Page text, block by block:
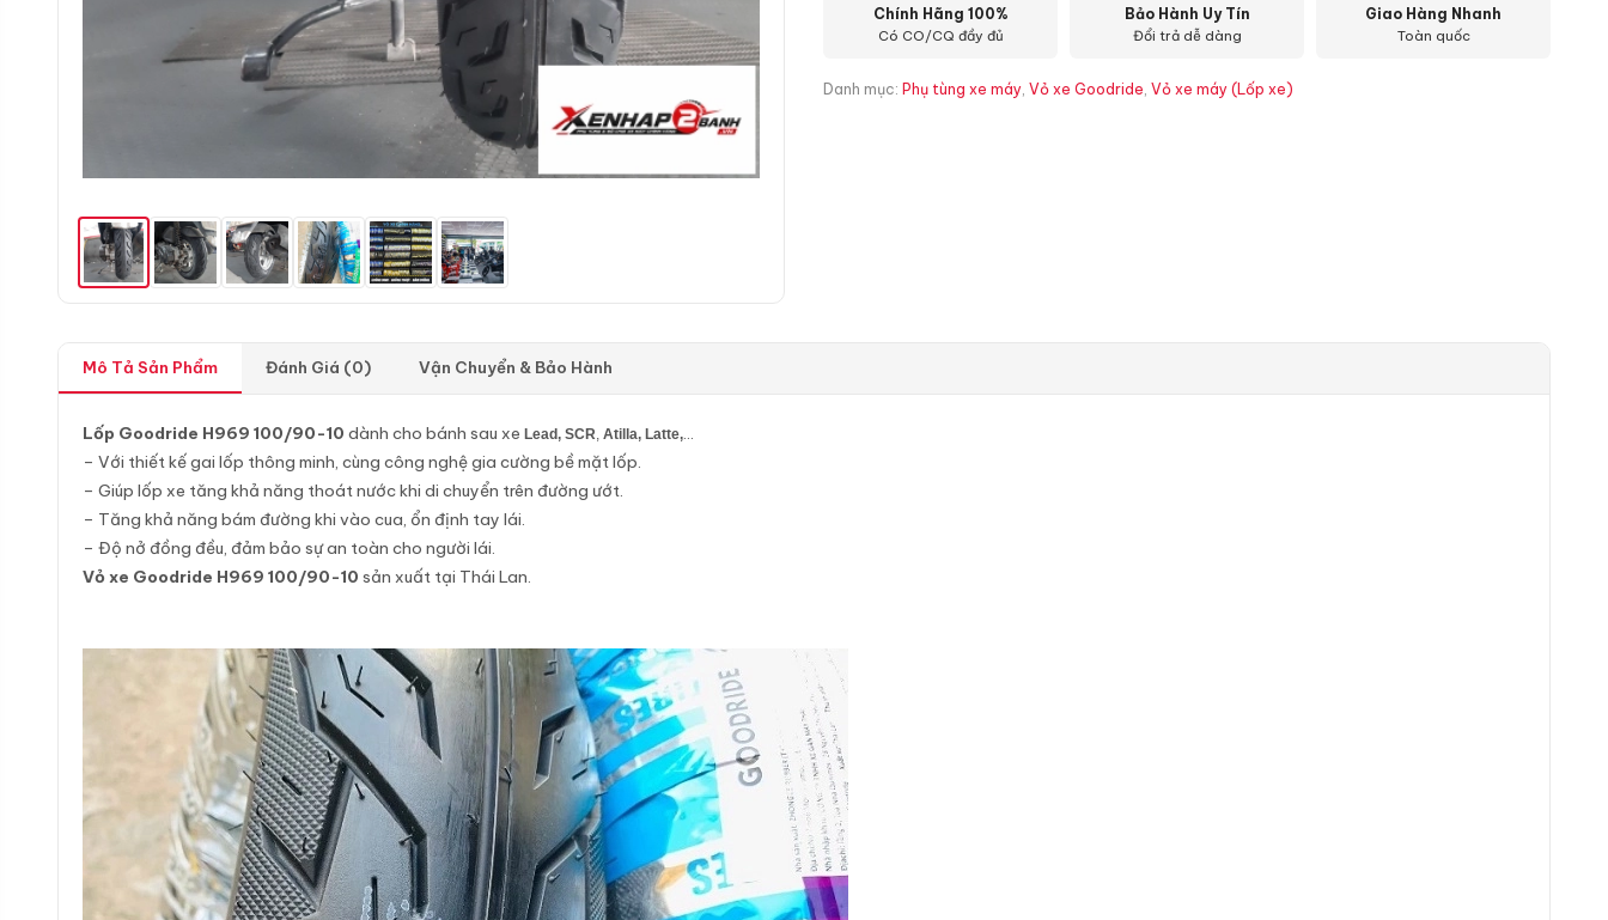
Chính Hãng 100%
Có CO/CQ đầy đủ
Bảo Hành Uy Tín
Đổi trả dễ dàng
Giao Hàng Nhanh
Toàn quốc
Danh mục: Phụ tùng xe máy, Vỏ xe Goodride, Vỏ xe máy (Lốp xe)
Mô Tả Sản Phẩm Đánh Giá (0) Vận Chuyển & Bảo Hành
Lốp Goodride H969 100/90-10 dành cho bánh sau xe Lead, SCR, Atilla, Latte,…
– Với thiết kế gai lốp thông minh, cùng công nghệ gia cường bề mặt lốp.
– Giúp lốp xe tăng khả năng thoát nước khi di chuyển trên đường ướt.
– Tăng khả năng bám đường khi vào cua, ổn định tay lái.
– Độ nở đồng đều, đảm bảo sự an toàn cho người lái.
Vỏ xe Goodride H969 100/90-10 sản xuất tại Thái Lan.